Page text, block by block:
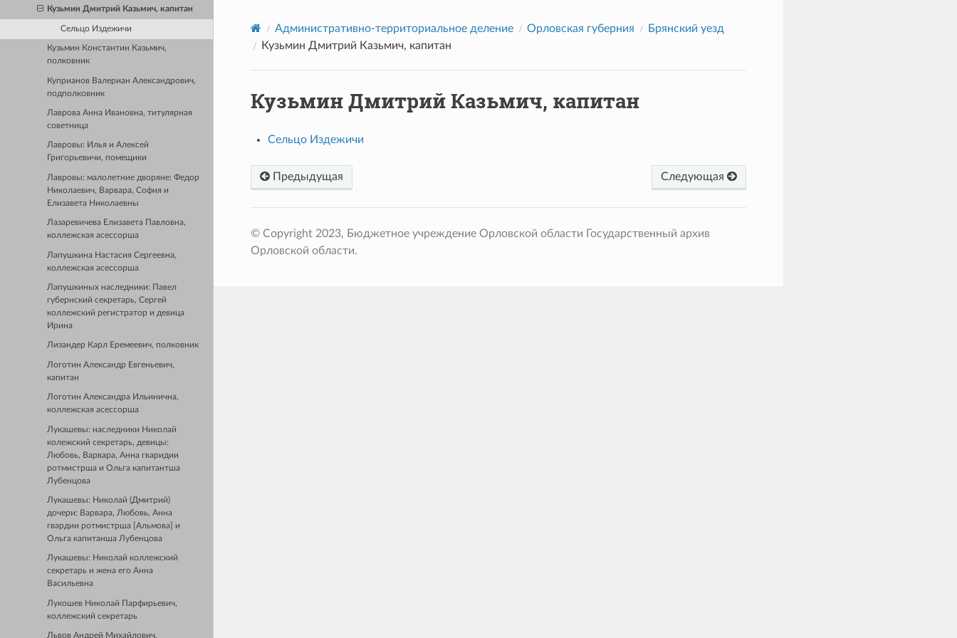
Кузьмин Дмитрий Казьмич, капитан
Сельцо Издежичи
Кузьмин Константин Казьмич,
полковник
Куприанов Валериан Александрович,
подполковник
Лаврова Анна Ивановна, титулярная
советница
Лавровы: Илья и Алексей
Григорьевичи, помещики
Лавровы: малолетние дворяне: Федор
Николаевич, Варвара, София и
Елизавета Николаевны
Лазаревичева Елизавета Павловна,
коллежская асессорша
Лапушкина Настасия Сергеевна,
коллежская асессорша
Лапушкиных наследники: Павел
губернский секретарь, Сергей
коллежский регистратор и девица
Ирина
Лизандер Карл Еремеевич, полковник
Логотин Александр Евгеньевич,
капитан
Логотин Александра Ильинична,
коллежская асессорша
Лукашевы: наследники Николай
колежский секретарь, девицы:
Любовь, Варвара, Анна гваридии
ротмистрша и Ольга капитантша
Лубенцова
Лукашевы: Николай (Дмитрий)
дочери: Варвара, Любовь, Анна
гвардии ротмистрша [Альмова] и
Ольга капитанша Лубенцова
Лукашевы: Николай коллежский
секретарь и жена его Анна
Васильевна
Лукошев Николай Парфирьевич,
коллежский секретарь
Львов Андрей Михайлович,
Административно-территориальное деление Орловская губерния
Брянский уезд
Кузьмин Дмитрий Казьмич, капитан
Кузьмин Дмитрий Казьмич, капитан
Сельцо Издежичи
Предыдущая Следующая
© Copyright 2023, Бюджетное учреждение Орловской области Государственный архив
Орловской области.